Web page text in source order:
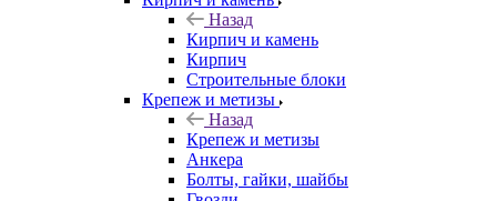
Назад
Кирпич и камень
Кирпич
Строительные блоки
Крепеж и метизы
Назад
Крепеж и метизы
Анкера
Болты, гайки, шайбы